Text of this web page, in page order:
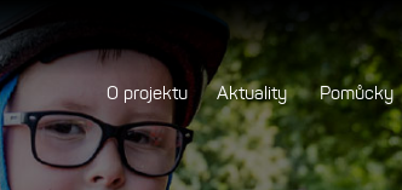
O projektu Aktuality Pomůcky